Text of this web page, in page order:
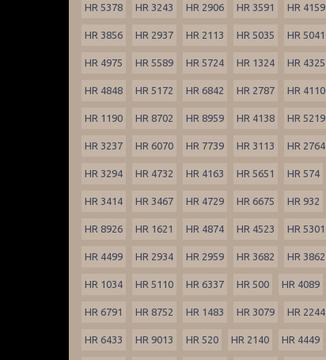
HR 5378 HR 3243 HR 2906 HR 3591 HR 4159
HR 3856 HR 2937 HR 2113 HR 5035 HR 5041
HR 4975 HR 5589 HR 5724 HR 1324 HR 4325
HR 4848 HR 5172 HR 6842 HR 2787 HR 4110
HR 1190 HR 8702 HR 8959 HR 4138 HR 5219
HR 3237 HR 6070 HR 7739 HR 3113 HR 2764
HR 3294 HR 4732 HR 4163 HR 5651 HR 574
HR 3414 HR 3467 HR 4729 HR 6675 HR 932
HR 8926 HR 1621 HR 4874 HR 4523 HR 5301
HR 4499 HR 2934 HR 2959 HR 3682 HR 3862
HR 1034 HR 5110 HR 6337 HR 500 HR 4089
HR 6791 HR 8752 HR 1483 HR 3079 HR 2244
HR 6433 HR 9013 HR 520 HR 2140 HR 4449